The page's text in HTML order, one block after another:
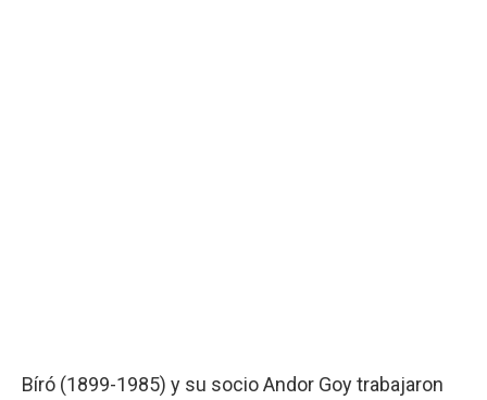
Bíró (1899-1985) y su socio Andor Goy trabajaron